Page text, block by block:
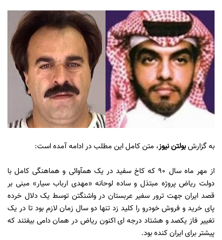
به گزارشبولتن نیوز، متن کامل این مطلب در ادامه آمده است:
از مهر ماه سال 90 که کاخ سفید در یک همآوائی و هماهنگی کامل با
دولت ریاض پروژه مبتذل و ساده لوحانه «مهدی ارباب سیار» مبنی بر
قصد ایران جهت ترور سفیر عربستان در واشنگتن توسط یک دلال خرده
پای خرید و فروش خودرو را کلید زد تنها دو سال زمان لازم بود تا در یک
تغییر فاز یکصد و هشتاد درجه ای اکنون ریاض در همان دامی بیفتند که
پیشتر برای ایران کنده بود.